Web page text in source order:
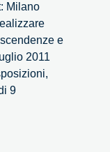
Milano
e
2011
9